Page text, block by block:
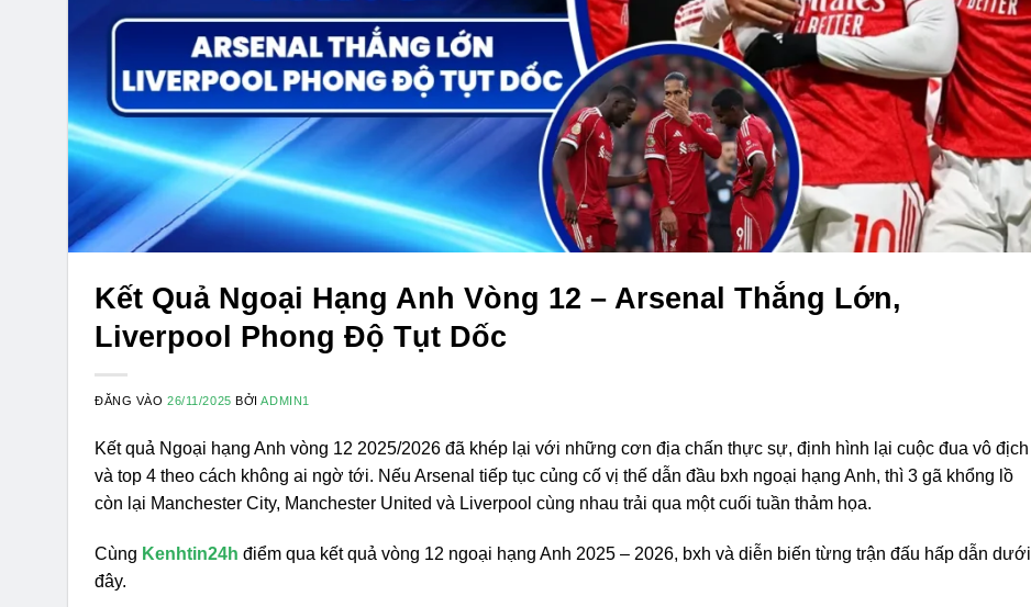
Kết Quả Ngoại Hạng Anh Vòng 12 – Arsenal Thắng Lớn,
Liverpool Phong Độ Tụt Dốc
ĐĂNG VÀO26/11/2025 BỞIADMIN1
Kết quả Ngoại hạng Anh vòng 12 2025/2026 đã khép lại với những cơn địa chấn thực sự, định hình lại cuộc đua vô địch
và top 4 theo cách không ai ngờ tới. Nếu Arsenal tiếp tục củng cố vị thế dẫn đầu bxh ngoại hạng Anh, thì 3 gã khổng lồ
còn lại Manchester City, Manchester United và Liverpool cùng nhau trải qua một cuối tuần thảm họa.
Cùng Kenhtin24h điểm qua kết quả vòng 12 ngoại hạng Anh 2025 – 2026, bxh và diễn biến từng trận đấu hấp dẫn dưới
đây.